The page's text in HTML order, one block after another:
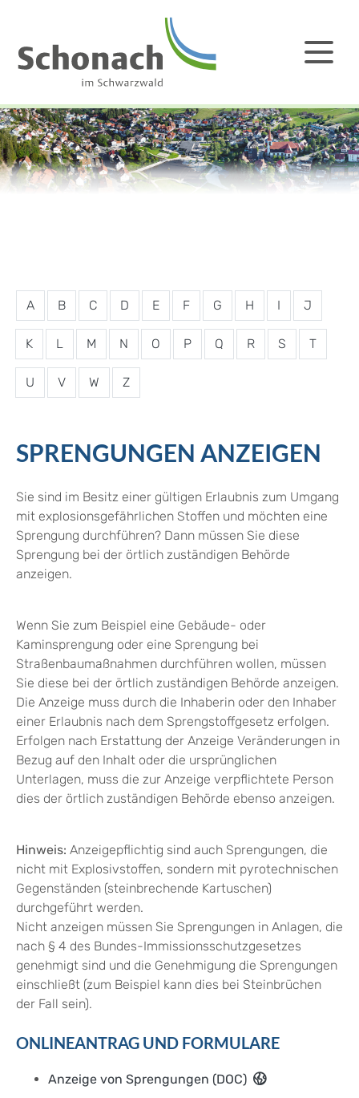
A B C D E F G H I J
K L M N O P Q R S T
U V W Z
SPRENGUNGEN ANZEIGEN
Sie sind im Besitz einer gültigen Erlaubnis zum Umgang
mit explosionsgefährlichen Stoffen und möchten eine
Sprengung durchführen? Dann müssen Sie diese
Sprengung bei der örtlich zuständigen Behörde
anzeigen.
Wenn Sie zum Beispiel eine Gebäude- oder
Kaminsprengung oder eine Sprengung bei
Straßenbaumaßnahmen durchführen wollen, müssen
Sie diese bei der örtlich zuständigen Behörde anzeigen.
Die Anzeige muss durch die Inhaberin oder den Inhaber
einer Erlaubnis nach dem Sprengstoffgesetz erfolgen.
Erfolgen nach Erstattung der Anzeige Veränderungen in
Bezug auf den Inhalt oder die ursprünglichen
Unterlagen, muss die zur Anzeige verpflichtete Person
dies der örtlich zuständigen Behörde ebenso anzeigen.
Hinweis: Anzeigepflichtig sind auch Sprengungen, die
nicht mit Explosivstoffen, sondern mit pyrotechnischen
Gegenständen (steinbrechende Kartuschen)
durchgeführt werden.
Nicht anzeigen müssen Sie Sprengungen in Anlagen, die
nach § 4 des Bundes-Immissionsschutzgesetzes
genehmigt sind und die Genehmigung die Sprengungen
einschließt (zum Beispiel kann dies bei Steinbrüchen
der Fall sein).
ONLINEANTRAG UND FORMULARE
Anzeige von Sprengungen (DOC)